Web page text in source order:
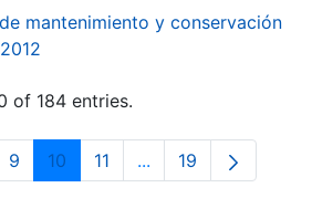
mantenimiento y conservación
of 184 entries.
Pages Use TAB to
Page
9 Page
10 Page
11 ...Intermediate Pages
Page
19